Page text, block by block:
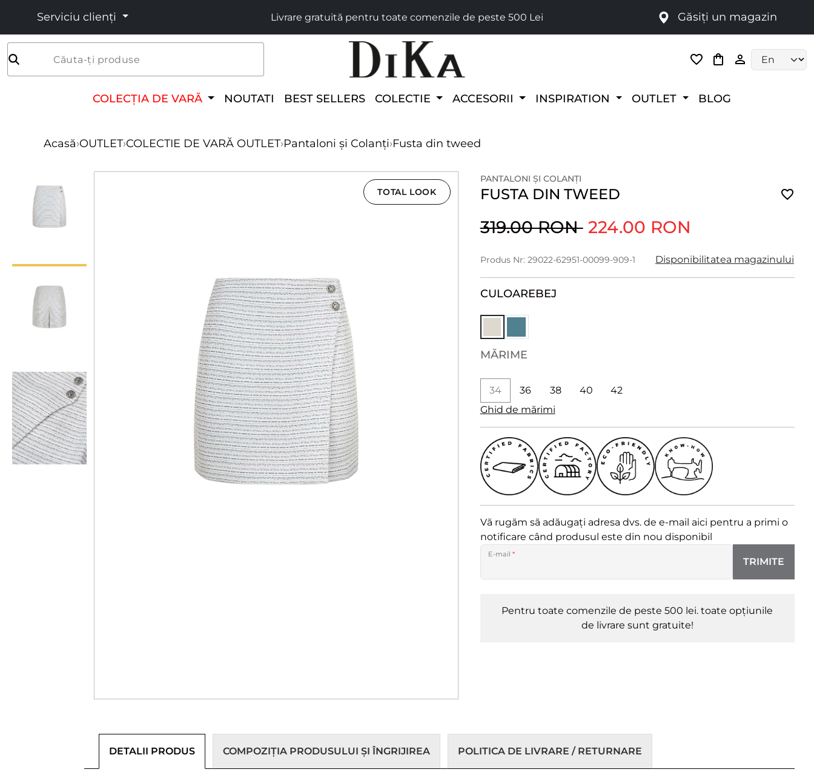
Serviciu clienți Livrare gratuită pentru toate comenzile de peste 500 Lei Găsiți un magazin
Căuta-ți produse
COLECȚIA DE VARĂ NOUTATI BEST SELLERS COLECTIE ACCESORII INSPIRATION OUTLET BLOG
Acasă›OUTLET›COLECTIE DE VARĂ OUTLET›Pantaloni și Colanți›Fusta din tweed
TOTAL LOOK
PANTALONI ȘI COLANȚI
FUSTA DIN TWEED
319.00 RON 224.00 RON
Produs Nr: 29022-62951-00099-909-1 Disponibilitatea magazinului
CULOAREBEJ
MĂRIME
34 36 38 40
42
Ghid de mărimi
Vă rugăm să adăugați adresa dvs. de e-mail aici pentru a primi o
notificare când produsul este din nou disponibil
E-mail *
TRIMITE
Pentru toate comenzile de peste 500 lei. toate opțiunile
de livrare sunt gratuite!
DETALII PRODUS COMPOZIȚIA PRODUSULUI ȘI ÎNGRIJIREA POLITICA DE LIVRARE / RETURNARE